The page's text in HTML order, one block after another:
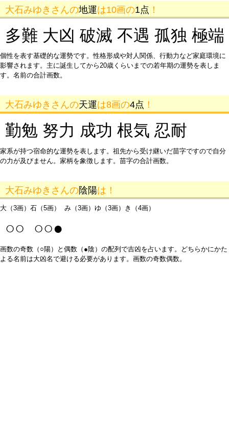
大石みゆきさんの地運は10画の1点 ！
多難 大凶 破滅 不遇 孤独 極端
個性を表す基礎的な運勢です。性格形成や対人関係、行動力など家庭環境に
影響されます。主に誕生してから20歳くらいまでの若年期の運勢を表しま
す。名前の合計画数。
大石みゆきさんの天運は8画の4点 ！
勤勉 努力 成功 根気 忍耐
家系が持つ宿命的な運勢を表します。祖先から受け継いだ苗字ですので自分
の力が及びません。家柄を象徴します。苗字の合計画数。
大石みゆきさんの陰陽は！
大（3画）石（5画） み（3画）ゆ（3画）き（4画）
○○ ○○●
画数の奇数（○陽）と偶数（●陰）の配列で吉凶を占います。どちらかにかた
よる名前は大凶名で避ける必要があります。画数の奇数偶数。